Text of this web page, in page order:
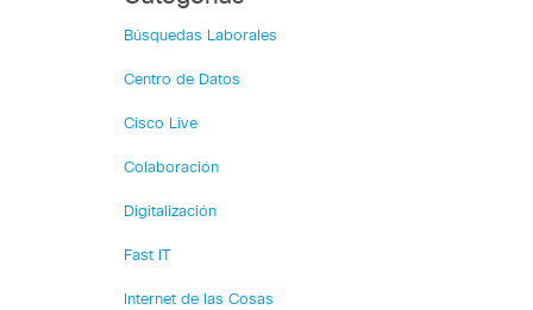
Búsquedas Laborales
Centro de Datos
Cisco Live
Colaboración
Digitalización
Fast IT
Internet de las Cosas